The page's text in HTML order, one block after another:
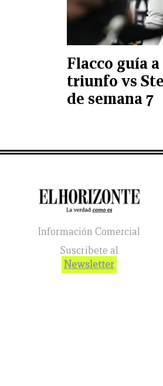
Flacco guía
triunfo vs
de semana 7
Información Comercial
Suscribete al
Newsletter